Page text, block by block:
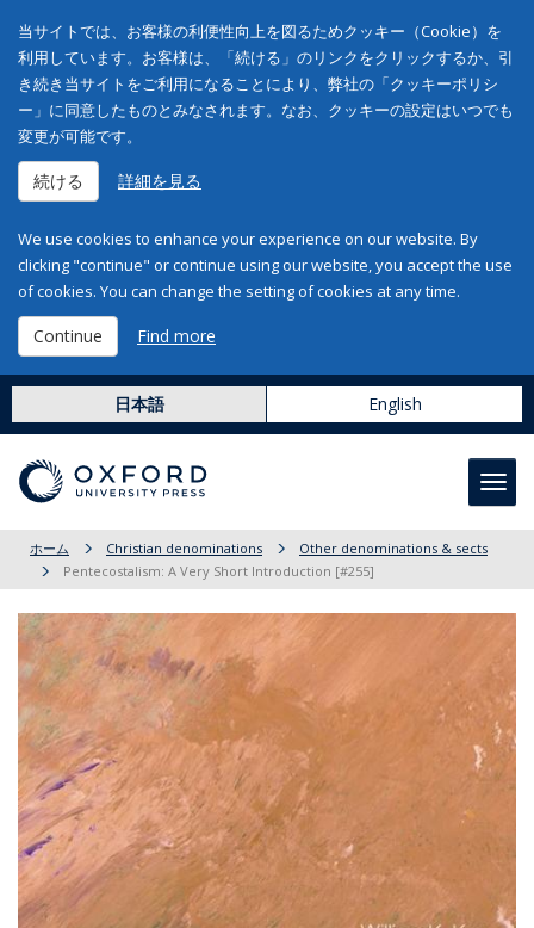
当サイトでは、お客様の利便性向上を図るためクッキー（Cookie）を
利用しています。お客様は、「続ける」のリンクをクリックするか、引
き続き当サイトをご利用になることにより、弊社の「クッキーポリシ
ー」に同意したものとみなされます。なお、クッキーの設定はいつでも
変更が可能です。
続ける 詳細を見る
We use cookies to enhance your experience on our website. By
clicking "continue" or continue using our website, you accept the use
of cookies. You can change the setting of cookies at any time.
Continue Find more
日本語 English
ホーム Christian denominations
Other denominations & sects
Pentecostalism: A Very Short Introduction [#255]